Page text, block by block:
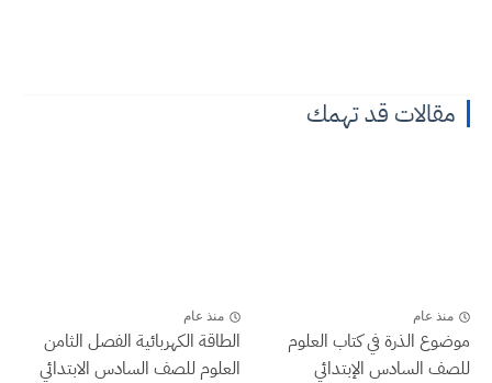
مقالات قد تهمك
منذ عام
موضوع الذرة في كتاب العلوم
للصف السادس الإبتدائي
منذ عام
الطاقة الكهربائية الفصل الثامن
العلوم للصف السادس الابتدائي